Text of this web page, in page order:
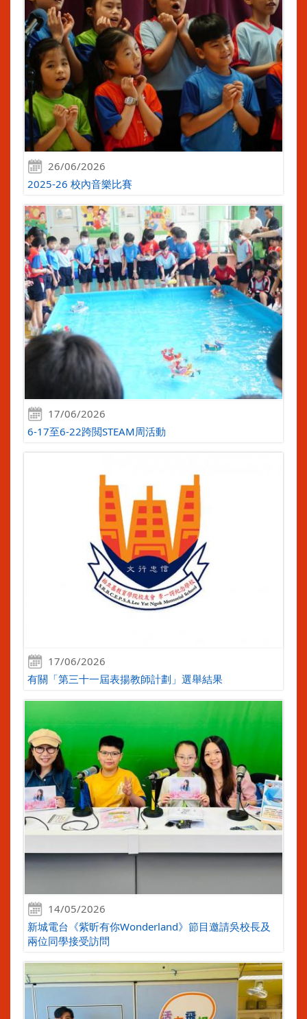
26/06/2026
2025-26 校內音樂比賽
17/06/2026
6-17至6-22跨閲STEAM周活動
17/06/2026
有關「第三十一屆表揚教師計劃」選舉結果
14/05/2026
新城電台《紫昕有你Wonderland》節目邀請吳校長及
兩位同學接受訪問